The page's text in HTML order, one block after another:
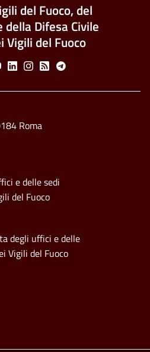
del Fuoco, del
della Difesa Civile
Vigili del Fuoco
Menu
LinkedinInstagram
Feed Telegram
Roma
e delle sedi
del Fuoco
degli uffici e delle
Vigili del Fuoco